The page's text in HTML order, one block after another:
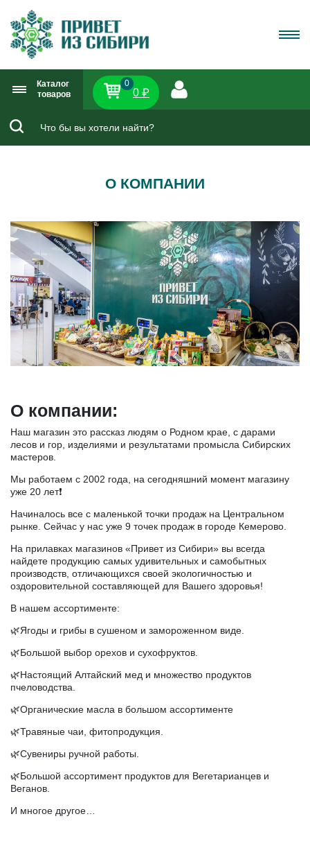
Каталог
товаров
0
0 ₽
О КОМПАНИИ
О компании:
Наш магазин это рассказ людям о Родном крае, с дарами
лесов и гор, изделиями и результатами промысла Сибирских
мастеров.
Мы работаем с 2002 года, на сегодняшний момент магазину
уже 20 лет❗⠀
Начиналось все с маленькой точки продаж на Центральном
рынке. Сейчас у нас уже 9 точек продаж в городе Кемерово.
На прилавках магазинов «Привет из Сибири» вы всегда
найдете продукцию самых удивительных и самобытных
производств, отличающихся своей экологичностью и
оздоровительной составляющей для Вашего здоровья!⠀
В нашем ассортименте:
🌿Ягоды и грибы в сушеном и замороженном виде.
🌿Большой выбор орехов и сухофруктов.
🌿Настоящий Алтайский мед и множество продуктов
пчеловодства.
🌿Органические масла в большом ассортименте
🌿Травяные чаи, фитопродукция.
🌿Сувениры ручной работы.
🌿Большой ассортимент продуктов для Вегетарианцев и
Веганов.
И многое другое…